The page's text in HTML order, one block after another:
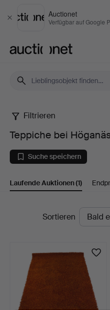
Schließen
Auctionet
Verfügbar auf Google
Teppiche
bei
Höganäs
Auktionsverk
Filtrieren
Teppiche bei
Suche speichern
Laufende Auktionen(1)
LaufendeSortieren